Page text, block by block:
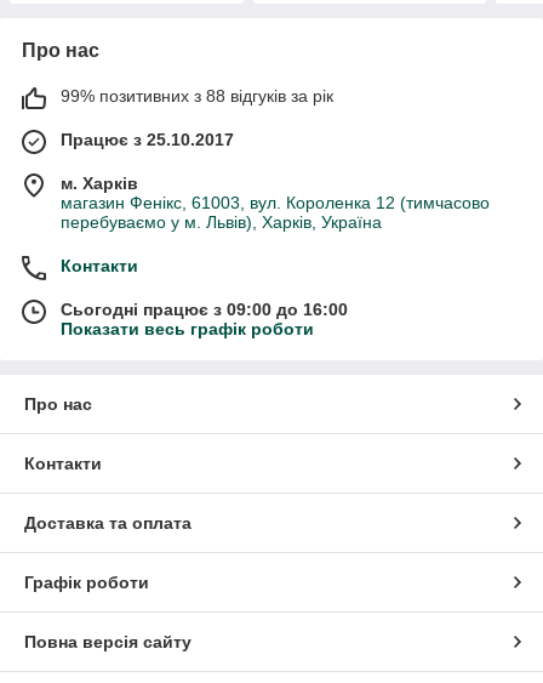
Про нас
99% позитивних з 88 відгуків за рік
Працює з 25.10.2017
м. Харків
магазин Фенікс, 61003, вул. Короленка 12 (тимчасово
перебуваємо у м. Львів), Харків, Україна
Контакти
Сьогодні працює з 09:00 до 16:00
Показати весь графік роботи
Про нас
Контакти
Доставка та оплата
Графік роботи
Повна версія сайту